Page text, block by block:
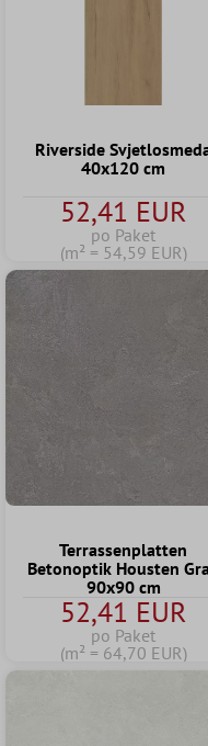
Riverside
40x120 cm
52,41 EUR
po Paket
(m² = 54,59 EUR)
Terrassenplatten
Betonoptik Housten
90x90 cm
52,41 EUR
po Paket
(m² = 64,70 EUR)